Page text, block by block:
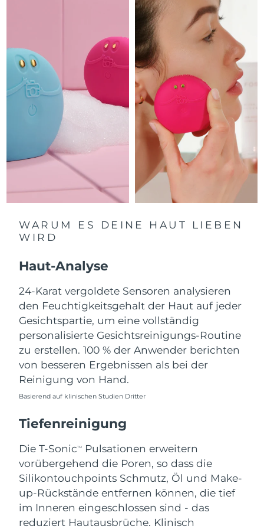
WARUM ES DEINE HAUT LIEBEN
WIRD
Haut-Analyse
24-Karat vergoldete Sensoren analysieren
den Feuchtigkeitsgehalt der Haut auf jeder
Gesichtspartie, um eine vollständig
personalisierte Gesichtsreinigungs-Routine
zu erstellen. 100 % der Anwender berichten
von besseren Ergebnissen als bei der
Reinigung von Hand.
Basierend auf klinischen Studien Dritter
Tiefenreinigung
Die T-SonicTM
Pulsationen erweitern
vorübergehend die Poren, so dass die
Silikontouchpoints Schmutz, Öl und Make-
up-Rückstände entfernen können, die tief
im Inneren eingeschlossen sind - das
reduziert Hautausbrüche. Klinisch
Erwartete Lieferung8/8/26
Erwartete Lieferung 8/8/26
Sonderverwaltungsregion
Macau
Erwartete Lieferung 8/10/26
Malaysia Erwartete Lieferung 8/11/26
Erwartete Lieferung 8/8/26
Mexiko Erwartete Lieferung 8/12/26
Monaco Erwartete Lieferung
Neuseeland
Norwegen
Oman Erwartete Lieferung
Philippinen Erwartete Lieferung
Polen Erwartete Lieferung 8/9/26
Portugal
Réunion Erwartete Lieferung
Rumänien Erwartete Lieferung8/8/26
Russland Erwartete Lieferung